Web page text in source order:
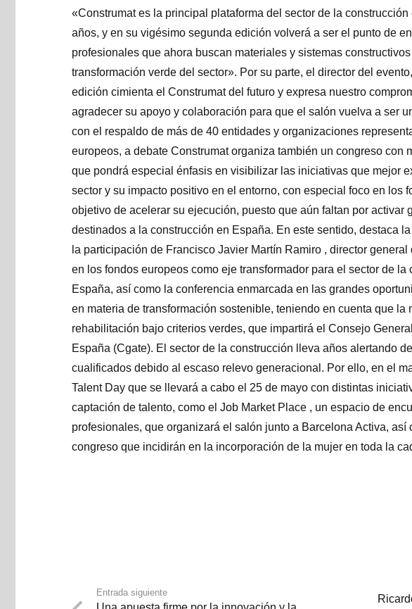
«Construmat es la principal plataforma del sector de la
años, y en su vigésimo segunda edición volverá a ser el punto de
profesionales que ahora buscan materiales y sistemas
transformación verde del sector». Por su parte, el director del
edición cimienta el Construmat del futuro y expresa nuestro
agradecer su apoyo y colaboración para que el salón vuelva a ser
con el respaldo de más de 40 entidades y organizaciones
europeos, a debate Construmat organiza también un congreso con
que pondrá especial énfasis en visibilizar las iniciativas que mejor
sector y su impacto positivo en el entorno, con especial foco en los
objetivo de acelerar su ejecución, puesto que aún faltan por activar
destinados a la construcción en España. En este sentido, destaca
la participación de Francisco Javier Martín Ramiro , director
en los fondos europeos como eje transformador para el sector de
España, así como la conferencia enmarcada en las grandes
en materia de transformación sostenible, teniendo en cuenta que la
rehabilitación bajo criterios verdes, que impartirá el Consejo
España (Cgate). El sector de la construcción lleva años alertando
cualificados debido al escaso relevo generacional. Por ello, en el
Talent Day que se llevará a cabo el 25 de mayo con distintas
captación de talento, como el Job Market Place , un espacio de
profesionales, que organizará el salón junto a Barcelona Activa, así
congreso que incidirán en la incorporación de la mujer en toda la
Entrada siguiente